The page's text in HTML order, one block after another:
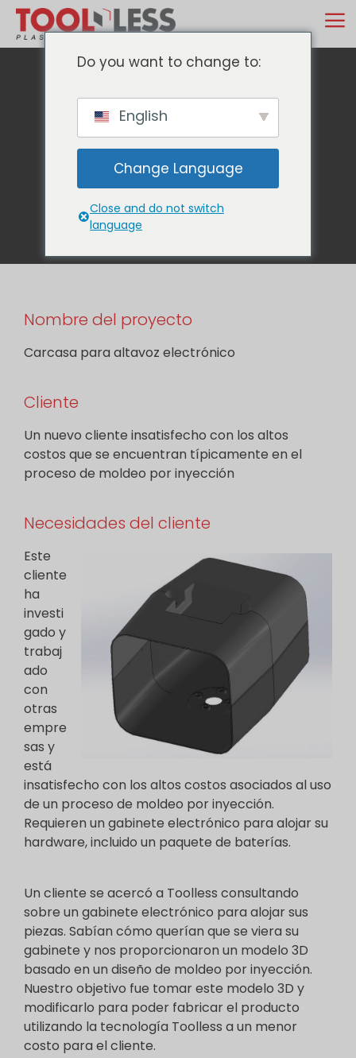
contenido
Carcasa para
altavoz
electrónico
Nombre del proyecto
Carcasa para altavoz electrónico
Cliente
Un nuevo cliente insatisfecho con los altos
costos que se encuentran típicamente en el
proceso de moldeo por inyección
Necesidades del cliente
Este
cliente
ha
investi
gado y
trabaj
ado
con
otras
empre
sas y
está
insatisfecho con los altos costos asociados al uso
de un proceso de moldeo por inyección.
Requieren un gabinete electrónico para alojar su
hardware, incluido un paquete de baterías.
Un cliente se acercó a Toolless consultando
sobre un gabinete electrónico para alojar sus
piezas. Sabían cómo querían que se viera su
gabinete y nos proporcionaron un modelo 3D
basado en un diseño de moldeo por inyección.
Nuestro objetivo fue tomar este modelo 3D y
modificarlo para poder fabricar el producto
utilizando la tecnología Toolless a un menor
costo para el cliente.
Do you want to change to:
English
Change Language
Close and do not switch
language